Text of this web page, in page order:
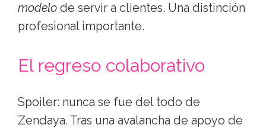
modelo de servir a clientes. Una distinción
profesional importante.
El regreso colaborativo
Spoiler: nunca se fue del todo de
Zendaya. Tras una avalancha de apoyo de